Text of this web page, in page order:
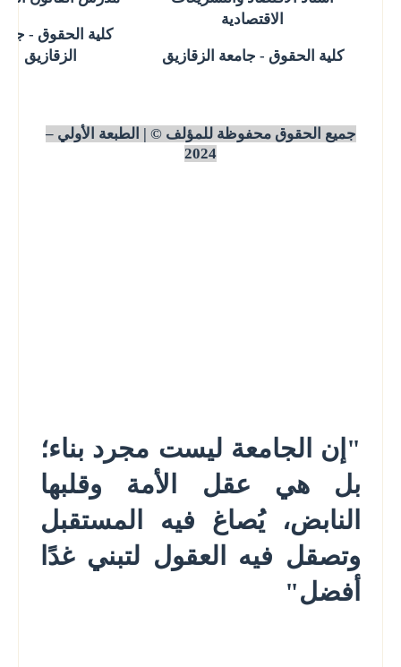
الاقتصادية
كلية الحقوق - جامعة الزقازيق
كلية الحقوق -
الزقازيق
جميع الحقوق محفوظة للمؤلف © | الطبعة الأولي –
2024
"إن الجامعة ليست مجرد بناء؛
بل هي عقل الأمة وقلبها
النابض، يُصاغ فيه المستقبل
وتصقل فيه العقول لتبني غدًا
أفضل"